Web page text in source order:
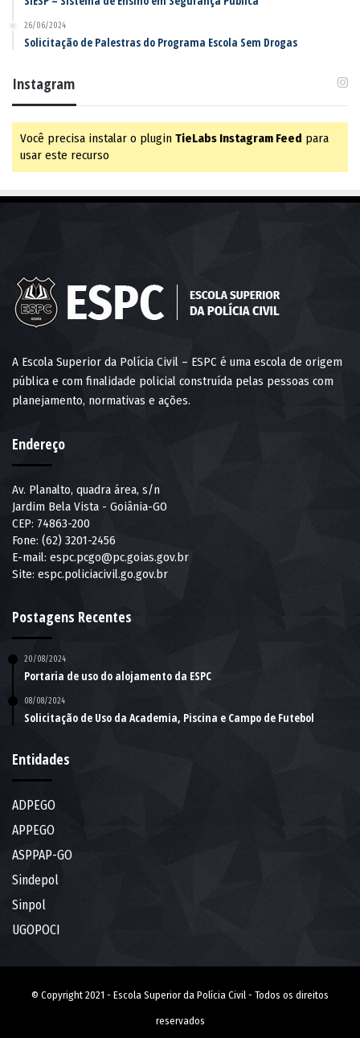
26/06/2024
Solicitação de Palestras do Programa Escola Sem Drogas
Instagram
Você precisa instalar o plugin TieLabs Instagram Feed para
usar este recurso
A Escola Superior da Polícia Civil – ESPC é uma escola de origem
pública e com finalidade policial construída pelas pessoas com
planejamento, normativas e ações.
Endereço
Av. Planalto, quadra área, s/n
Jardim Bela Vista - Goiânia-GO
CEP: 74863-200
Fone: (62) 3201-2456
E-mail: espc.pcgo@pc.goias.gov.br
Site: espc.policiacivil.go.gov.br
Postagens Recentes
20/08/2024
Portaria de uso do alojamento da ESPC
08/08/2024
Solicitação de Uso da Academia, Piscina e Campo de Futebol
Entidades
ADPEGO
APPEGO
ASPPAP-GO
Sindepol
Sinpol
UGOPOCI
© Copyright 2021 - Escola Superior da Polícia Civil - Todos os direitos
reservados